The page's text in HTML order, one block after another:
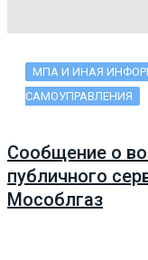
МПА И ИНАЯ
САМОУПРАВЛЕНИЯ
Сообщение о
публичного
Мособлгаз